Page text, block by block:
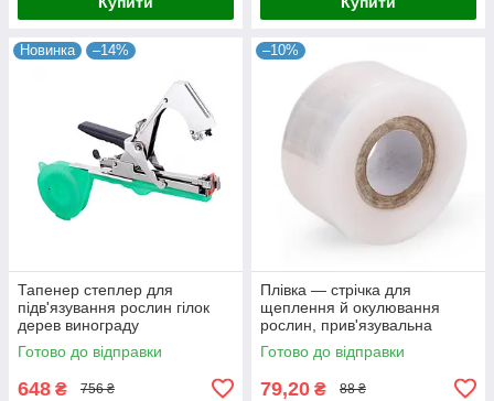
Новинка –14%
Тапенер степлер для
підв'язування рослин гілок
дерев винограду
Tapetool,садовий інструмент
підв'язувальний степлер
Готово до відправки
648 ₴ 756 ₴
–10%
Плівка — стрічка для
щеплення й окулювання
рослин, прив'язувальна
стрічка для
підв'язування винограду,
Готово до відправки
79,20 ₴ 88 ₴